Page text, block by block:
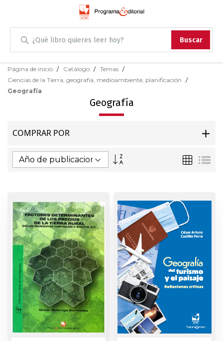
Buscar
Administración
Antropología
Arqueología
Arte
Artes escénicas
Ciencias
Ciencia política
Ciencias Sociales
Conflicto Armado
Construcción de paz
Skip
Página de inicio Catálogo
Temas
Ciencias de la Tierra, geografía, medioambiente, planificación
Geografía
Geografía
COMPRAR POR
Dirección
Parrilla